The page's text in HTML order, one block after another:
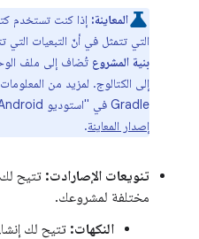
المعاينة: إذا كنت تستخدم
التي تتمثل في أنّ التبعيات التي
بنية المشروع تُضاف إلى ملف
إلى الكتالوج. لمزيد من
Gradle في "استوديو Android"، يُرجى الاطّلاع على
إصدار المعاينة.
تنويعات الإصارادت: تتيح
مختلفة لمشروعك.
النكهات: تتيح لك